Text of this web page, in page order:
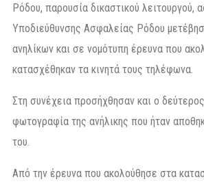
Ρόδου, παρουσία δικαστικού λειτουργού,
Υποδιεύθυνσης Ασφαλείας Ρόδου
ανηλίκων και σε νομότυπη έρευνα που
κατασχέθηκαν τα κινητά τους τηλέφωνα.
Στη συνέχεια προσήχθησαν και ο
φωτογραφία της ανήλικης που ήταν
του.
Από την έρευνα που ακολούθησε στα